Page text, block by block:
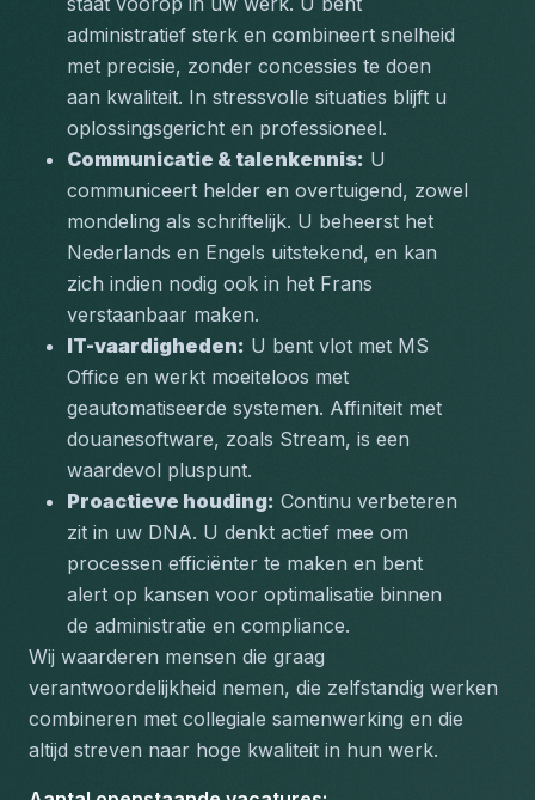
administratief sterk en combineert snelheid
met precisie, zonder concessies te doen
aan kwaliteit. In stressvolle situaties blijft u
oplossingsgericht en professioneel.
Communicatie & talenkennis: U
communiceert helder en overtuigend, zowel
mondeling als schriftelijk. U beheerst het
Nederlands en Engels uitstekend, en kan
zich indien nodig ook in het Frans
verstaanbaar maken.
IT-vaardigheden: U bent vlot met MS
Office en werkt moeiteloos met
geautomatiseerde systemen. Affiniteit met
douanesoftware, zoals Stream, is een
waardevol pluspunt.
Proactieve houding: Continu verbeteren
zit in uw DNA. U denkt actief mee om
processen efficiënter te maken en bent
alert op kansen voor optimalisatie binnen
de administratie en compliance.
Wij waarderen mensen die graag
verantwoordelijkheid nemen, die zelfstandig werken
combineren met collegiale samenwerking en die
altijd streven naar hoge kwaliteit in hun werk.